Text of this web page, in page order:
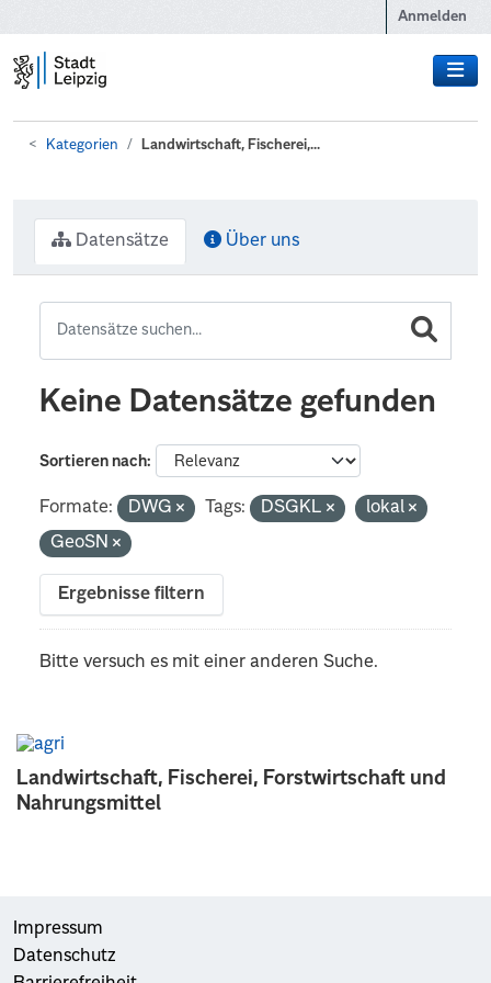
Anmelden
Kategorien Landwirtschaft, Fischerei,...
Landwirtschaft, Fischerei, Forstwirtschaft und
Nahrungsmittel
Datensätze Über uns
Keine Datensätze gefunden
Sortieren nach
Formate: DWG Tags: DSGKL
lokal
GeoSN
Ergebnisse filtern
Bitte versuch es mit einer anderen Suche.
Impressum
Datenschutz